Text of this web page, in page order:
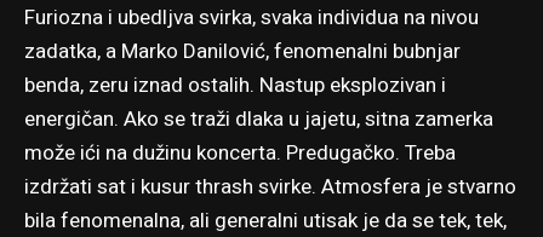
Furiozna i ubedljva svirka, svaka individua na nivou
zadatka, a Marko Danilović, fenomenalni bubnjar
benda, zeru iznad ostalih. Nastup eksplozivan i
energičan. Ako se traži dlaka u jajetu, sitna zamerka
može ići na dužinu koncerta. Predugačko. Treba
izdržati sat i kusur thrash svirke. Atmosfera je stvarno
bila fenomenalna, ali generalni utisak je da se tek, tek,